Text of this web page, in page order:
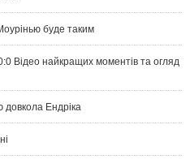
буде таким
Відео найкращих моментів та огляд
довкола Ендріка